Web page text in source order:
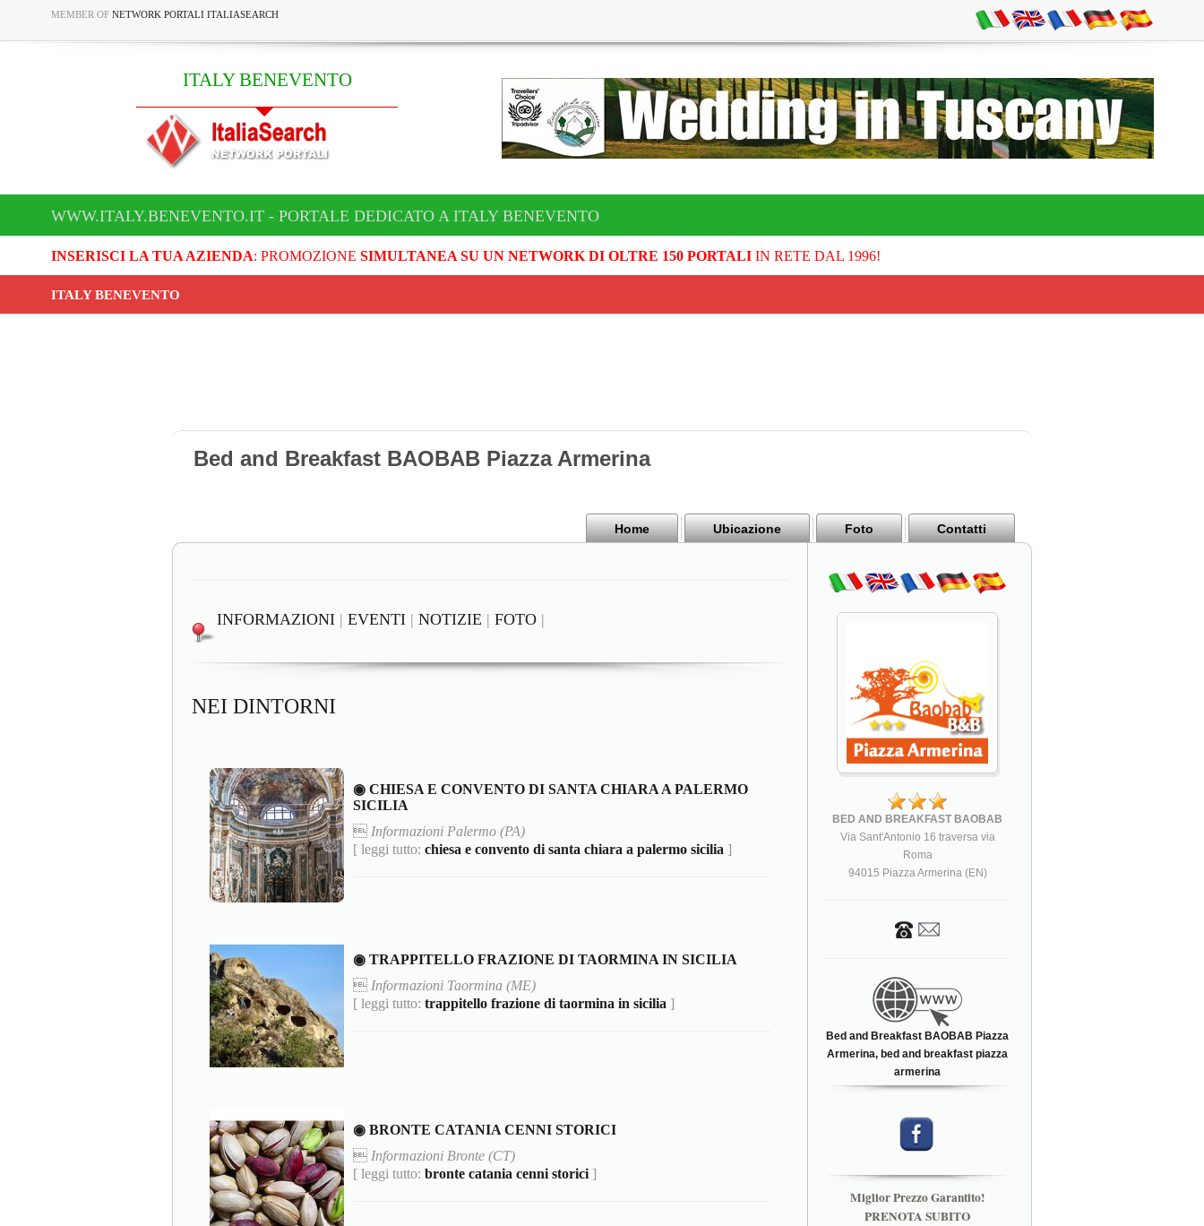
MEMBER OF NETWORK PORTALI ITALIASEARCH
ITALY BENEVENTO
WWW.ITALY.BENEVENTO.IT - PORTALE DEDICATO A ITALY BENEVENTO
INSERISCI LA TUA AZIENDA: PROMOZIONE SIMULTANEA SU UN NETWORK DI OLTRE 150 PORTALIIN RETE DAL 1996!
ITALY BENEVENTO
Bed and Breakfast BAOBAB Piazza Armerina
Home Ubicazione Foto Contatti
INFORMAZIONI | EVENTI | NOTIZIE | FOTO |
NEI DINTORNI
◉ CHIESA E CONVENTO DI SANTA CHIARA A PALERMO
SICILIA
 Informazioni Palermo (PA)
[ leggi tutto: chiesa e convento di santa chiara a palermo sicilia ]
◉ TRAPPITELLO FRAZIONE DI TAORMINA IN SICILIA
 Informazioni Taormina (ME)
[ leggi tutto: trappitello frazione di taormina in sicilia ]
◉ BRONTE CATANIA CENNI STORICI
 Informazioni Bronte (CT)
[ leggi tutto: bronte catania cenni storici ]
BED AND BREAKFAST BAOBAB
Via Sant'Antonio 16 traversa via
Roma
94015 Piazza Armerina (EN)
Bed and Breakfast BAOBAB Piazza
Armerina, bed and breakfast piazza
armerina
Miglior Prezzo Garantito!
PRENOTA SUBITO